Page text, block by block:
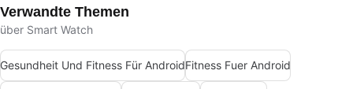
Verwandte Themen
über Smart Watch
Gesundheit Und Fitness Für AndroidFitness Fuer Android